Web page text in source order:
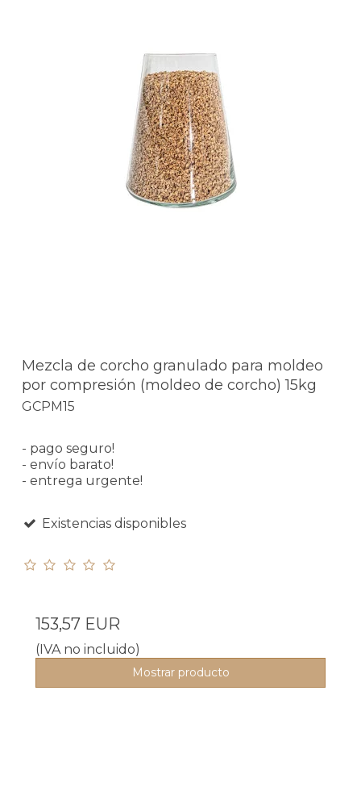
Mezcla de corcho granulado para moldeo
por compresión (moldeo de corcho) 15kg
GCPM15
- pago seguro!
- envío barato!
- entrega urgente!
Existencias disponibles
153,57 EUR
(IVA no incluido)
Mostrar producto